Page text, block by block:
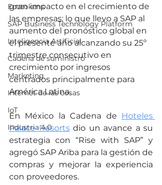
Ecotokens
SAP Business Technology Platform
Inteligencia Artificial
Cadena de suministro
Marketing
Internet de las cosas
IoT
Industria 4.0
gran impacto en el crecimiento de
las empresas; lo que llevo a SAP al
aumento del pronóstico global en
el presente año alcanzando su 25º
trimestre consecutivo en
crecimiento por ingresos
centrados principalmente para
América Latina.
En México la Cadena de Hoteles
Palace Resorts dio un avance a su
estrategia con “Rise with SAP” y
agregó SAP Ariba para la gestión de
compras y mejorar la experiencia
con proveedores.